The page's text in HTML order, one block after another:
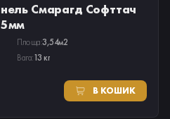
Смарагд Софттач
5мм
Площа:3,54м2
Вага:13 кг
В КОШИК